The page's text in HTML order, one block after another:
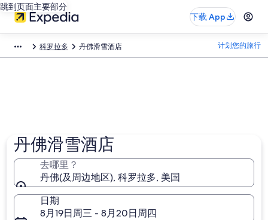
跳到页面主要部分
下载 App
科罗拉多 丹佛滑雪酒店​ 计划您的旅行
丹佛滑雪酒店
去哪里？
丹佛(及周边地区), 科罗拉多, 美国
日期
8月19日周三 - 8月20日周四